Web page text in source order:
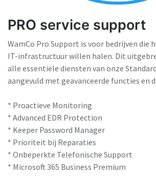
PRO service support
WamCo Pro Support is voor bedrijven die
IT-infrastructuur willen halen. Dit
alle essentiële diensten van onze
aangevuld met geavanceerde functies en
* Proactieve Monitoring
* Advanced EDR Protection
* Keeper Password Manager
* Prioriteit bij Reparaties
* Onbeperkte Telefonische Support
* Microsoft 365 Business Premium